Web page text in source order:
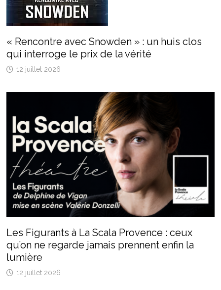
« Rencontre avec Snowden » : un huis clos
qui interroge le prix de la vérité
12 juillet 2026
Les Figurants à La Scala Provence : ceux
qu’on ne regarde jamais prennent enfin la
lumière
12 juillet 2026